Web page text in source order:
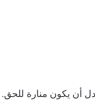
أن يكون منارة للحق.